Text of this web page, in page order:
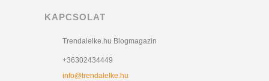
KAPCSOLAT
Trendalelke.hu Blogmagazin
+36302434449
info@trendalelke.hu